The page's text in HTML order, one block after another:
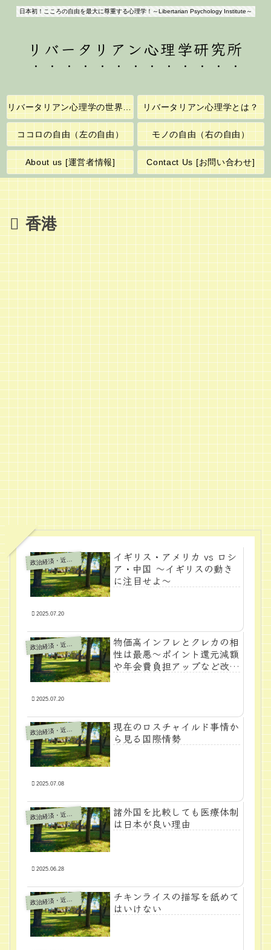
日本初！こころの自由を最大に尊重する心理学！～Libertarian Psychology Institute～
リバータリアン心理学研究所
リバータリアン心理学の世界へようこそ！ リバータリアン心理学とは？
ココロの自由（左の自由） モノの自由（右の自由）
About us [運営者情報] Contact Us [お問い合わせ]
香港
政
治経済・近代学問
イギリス・アメリカ vs ロシ
ア・中国 ～イギリスの動き
に注目せよ～
2025.07.20
政
治経済・近代学問
物価高インフレとクレカの相
性は最悪～ポイント還元減額
や年会費負担アップなど改悪
2025.07.20
政
治経済・近代学問
現在のロスチャイルド事情か
ら見る国際情勢
2025.07.08
政
治経済・近代学問
諸外国を比較しても医療体制
は日本が良い理由
2025.06.28
政
治経済・近代学問
チキンライスの描写を舐めて
はいけない